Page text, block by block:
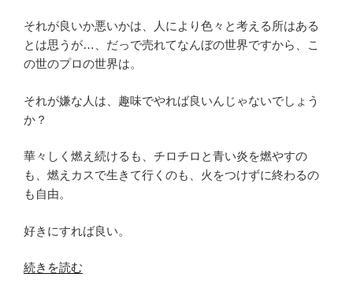
それが良いか悪いかは、人により色々と考える所はある
とは思うが…、だっで売れてなんぼの世界ですから、こ
の世のプロの世界は。
それが嫌な人は、趣味でやれば良いんじゃないでしょう
か？
華々しく燃え続けるも、チロチロと青い炎を燃やすの
も、燃えカスで生きて行くのも、火をつけずに終わるの
も自由。
好きにすれば良い。
“【Black
続きを読む